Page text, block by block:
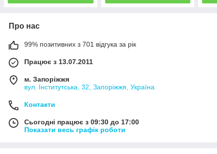
Про нас
99% позитивних з 701 відгука за рік
Працює з 13.07.2011
м. Запоріжжя
вул. Інститутська, 32, Запоріжжя, Україна
Контакти
Сьогодні працює з 09:30 до 17:00
Показати весь графік роботи